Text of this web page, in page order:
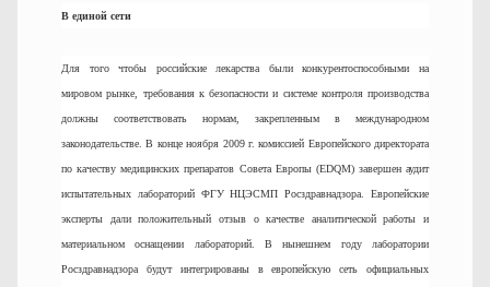
В единой сети
Для того чтобы российские лекарства были конкурентоспособными на
мировом рынке, требования к безопасности и системе контроля производства
должны соответствовать нормам, закрепленным в международном
законодательстве. В конце ноября 2009 г. комиссией Европейского директората
по качеству медицинских препаратов Совета Европы (EDQM) завершен аудит
испытательных лабораторий ФГУ НЦЭСМП Росздравнадзора. Европейские
эксперты дали положительный отзыв о качестве аналитической работы и
материальном оснащении лабораторий. В нынешнем году лаборатории
Росздравнадзора будут интегрированы в европейскую сеть официальных